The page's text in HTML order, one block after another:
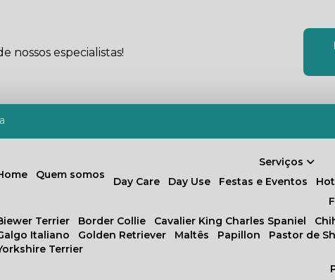
nossos especialistas!
Home Quem somos
Serviços
Day Care
Day Use Festas e Eventos
Biewer Terrier
Border Collie Cavalier King Charles Spaniel
Galgo Italiano
Golden Retriever Maltês Papillon Pastor de
Yorkshire Terrier